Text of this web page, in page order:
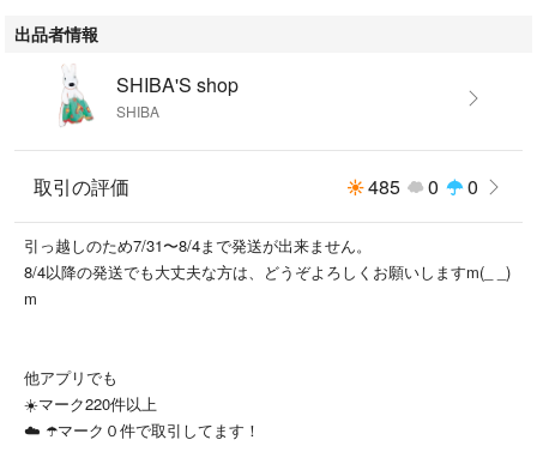
出品者情報
SHIBA'S shop
SHIBA
取引の評価 485 0 0
引っ越しのため7/31〜8/4まで発送が出来ません。
8/4以降の発送でも大丈夫な方は、どうぞよろしくお願いしますm(_ _)
m
他アプリでも
☀️マーク220件以上
☁️ ☂️マーク０件で取引してます！